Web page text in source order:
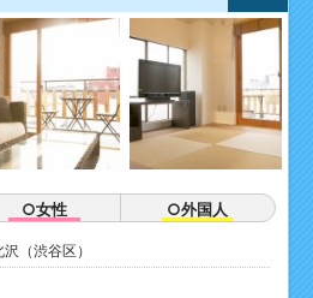
○女性 ○外国人
（渋谷区）